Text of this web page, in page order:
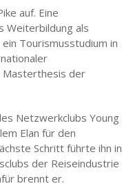
auf. Eine
Weiterbildung als
Tourismusstudium in
Masterthesis der
Netzwerkclubs Young
Elan für den
Schritt führte ihn in
der Reiseindustrie
brennt er.